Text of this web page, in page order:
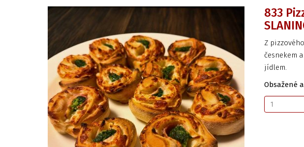
833
Z
česnekem
jídlem.
Obsažené